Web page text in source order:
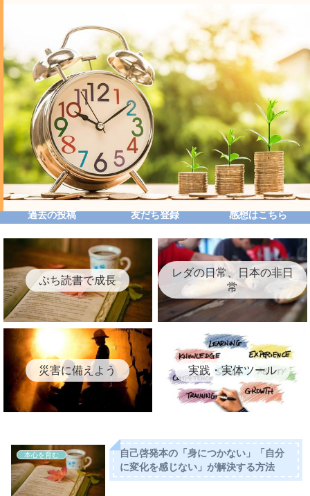
過去の投稿 友だち登録 感想はこちら
ぷち読書で成長
レダの日常、日本の非日
常
災害に備えよう 実践・実体ツール
本心を育む
自己啓発本の「身につかない」「自分
に変化を感じない」が解決する方法